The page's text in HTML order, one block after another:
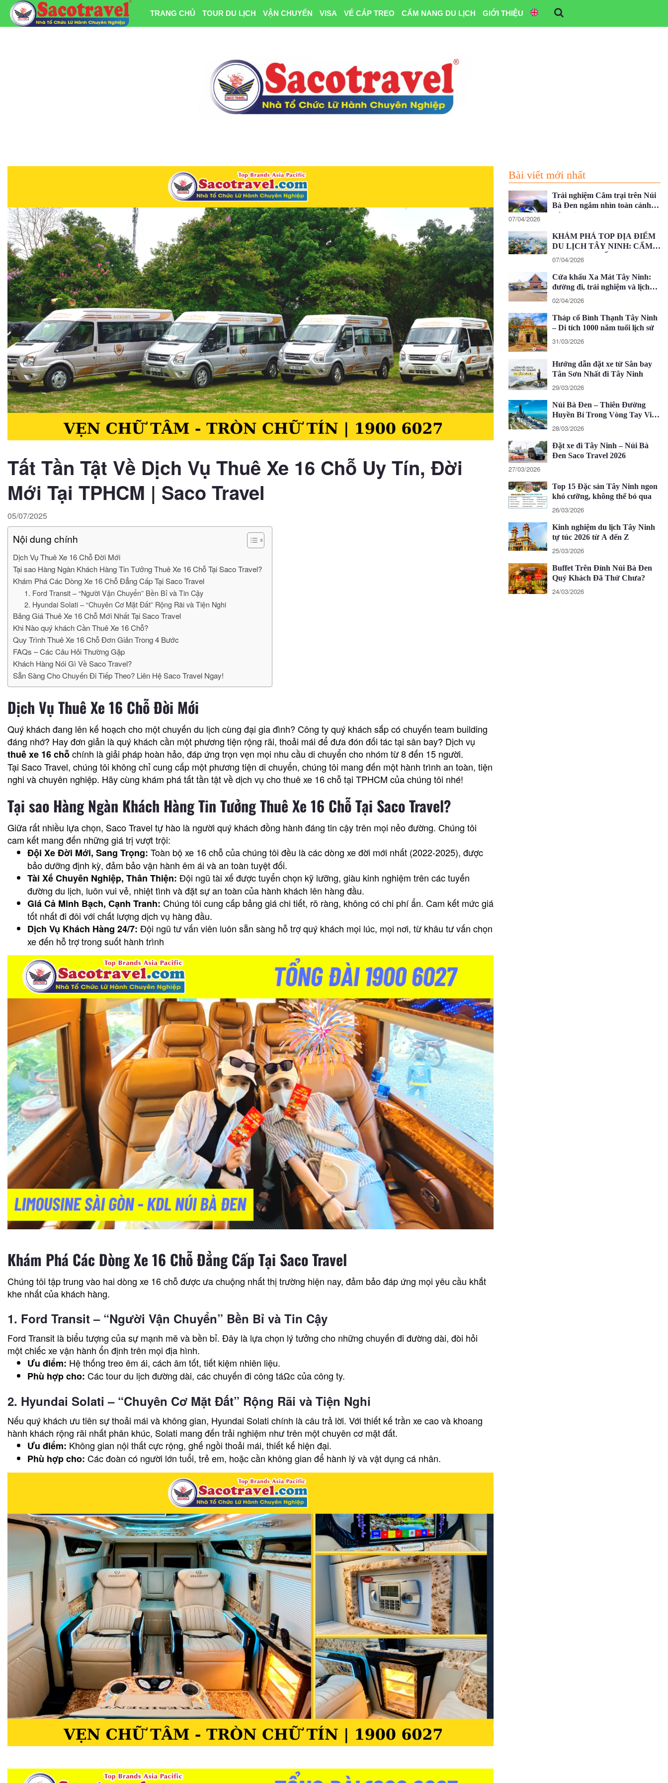
TRANG CHỦ TOUR DU LỊCH VẬN CHUYỂN VISA VÉ CÁP TREO CẨM NANG DU LỊCH GIỚI THIỆU
Tất Tần Tật Về Dịch Vụ Thuê Xe 16 Chỗ Uy Tín, Đời
Mới Tại TPHCM | Saco Travel
05/07/2025
Nội dung chính
Dịch Vụ Thuê Xe 16 Chỗ Đời Mới
Tại sao Hàng Ngàn Khách Hàng Tin Tưởng Thuê Xe 16 Chỗ Tại Saco Travel?
Khám Phá Các Dòng Xe 16 Chỗ Đẳng Cấp Tại Saco Travel
1. Ford Transit – “Người Vận Chuyển” Bền Bỉ và Tin Cậy
2. Hyundai Solati – “Chuyên Cơ Mặt Đất” Rộng Rãi và Tiện Nghi
Bảng Giá Thuê Xe 16 Chỗ Mới Nhất Tại Saco Travel
Khi Nào quý khách Cần Thuê Xe 16 Chỗ?
Quy Trình Thuê Xe 16 Chỗ Đơn Giản Trong 4 Bước
FAQs – Các Câu Hỏi Thường Gặp
Khách Hàng Nói Gì Về Saco Travel?
Sẵn Sàng Cho Chuyến Đi Tiếp Theo? Liên Hệ Saco Travel Ngay!
Dịch Vụ Thuê Xe 16 Chỗ Đời Mới
Quý khách đang lên kế hoạch cho một chuyến du lịch cùng đại gia đình? Công ty quý khách sắp có chuyến team building
đáng nhớ? Hay đơn giản là quý khách cần một phương tiện rộng rãi, thoải mái để đưa đón đối tác tại sân bay? Dịch vụ
thuê xe 16 chỗchính là giải pháp hoàn hảo, đáp ứng trọn vẹn mọi nhu cầu di chuyển cho nhóm từ 8 đến 15 người.
Tại Saco Travel, chúng tôi không chỉ cung cấp một phương tiện di chuyển, chúng tôi mang đến một hành trình an toàn, tiện
nghi và chuyên nghiệp. Hãy cùng khám phá tất tần tật về dịch vụ cho thuê xe 16 chỗ tại TPHCM của chúng tôi nhé!
Tại sao Hàng Ngàn Khách Hàng Tin Tưởng Thuê Xe 16 Chỗ Tại Saco Travel?
Giữa rất nhiều lựa chọn, Saco Travel tự hào là người quý khách đồng hành đáng tin cậy trên mọi nẻo đường. Chúng tôi
cam kết mang đến những giá trị vượt trội:
Đội Xe Đời Mới, Sang Trọng: Toàn bộ xe 16 chỗ của chúng tôi đều là các dòng xe đời mới nhất (2022-2025), được
bảo dưỡng định kỳ, đảm bảo vận hành êm ái và an toàn tuyệt đối.
Tài Xế Chuyên Nghiệp, Thân Thiện: Đội ngũ tài xế được tuyển chọn kỹ lưỡng, giàu kinh nghiệm trên các tuyến
đường du lịch, luôn vui vẻ, nhiệt tình và đặt sự an toàn của hành khách lên hàng đầu.
Giá Cả Minh Bạch, Cạnh Tranh: Chúng tôi cung cấp bảng giá chi tiết, rõ ràng, không có chi phí ẩn. Cam kết mức giá
tốt nhất đi đôi với chất lượng dịch vụ hàng đầu.
Dịch Vụ Khách Hàng 24/7: Đội ngũ tư vấn viên luôn sẵn sàng hỗ trợ quý khách mọi lúc, mọi nơi, từ khâu tư vấn chọn
xe đến hỗ trợ trong suốt hành trình
Khám Phá Các Dòng Xe 16 Chỗ Đẳng Cấp Tại Saco Travel
Chúng tôi tập trung vào hai dòng xe 16 chỗ được ưa chuộng nhất thị trường hiện nay, đảm bảo đáp ứng mọi yêu cầu khắt
khe nhất của khách hàng.
1. Ford Transit – “Người Vận Chuyển” Bền Bỉ và Tin Cậy
Ford Transit là biểu tượng của sự mạnh mẽ và bền bỉ. Đây là lựa chọn lý tưởng cho những chuyến đi đường dài, đòi hỏi
một chiếc xe vận hành ổn định trên mọi địa hình.
Ưu điểm: Hệ thống treo êm ái, cách âm tốt, tiết kiệm nhiên liệu.
Phù hợp cho: Các tour du lịch đường dài, các chuyến đi công táΩc của công ty.
2. Hyundai Solati – “Chuyên Cơ Mặt Đất” Rộng Rãi và Tiện Nghi
Nếu quý khách ưu tiên sự thoải mái và không gian, Hyundai Solati chính là câu trả lời. Với thiết kế trần xe cao và khoang
hành khách rộng rãi nhất phân khúc, Solati mang đến trải nghiệm như trên một chuyên cơ mặt đất.
Ưu điểm: Không gian nội thất cực rộng, ghế ngồi thoải mái, thiết kế hiện đại.
Phù hợp cho: Các đoàn có người lớn tuổi, trẻ em, hoặc cần không gian để hành lý và vật dụng cá nhân.
Bài viết mới nhất
Trải nghiệm Cắm trại trên Núi
Bà Đen ngắm nhìn toàn cảnh
Tây Ninh
07/04/2026
KHÁM PHÁ TOP ĐỊA ĐIỂM
DU LỊCH TÂY NINH: CẨM
NANG CHI TIẾT 2026
07/04/2026
Cửa khẩu Xa Mát Tây Ninh:
đường đi, trải nghiệm và lịch
trình 1 ngày
02/04/2026
Tháp cổ Bình Thạnh Tây Ninh
– Di tích 1000 năm tuổi lịch sử
31/03/2026
Hướng dẫn đặt xe từ Sân bay
Tân Sơn Nhất đi Tây Ninh
29/03/2026
Núi Bà Đen – Thiên Đường
Huyền Bí Trong Vòng Tay Việt
Nam
28/03/2026
Đặt xe đi Tây Ninh – Núi Bà
Đen Saco Travel 2026
27/03/2026
Top 15 Đặc sản Tây Ninh ngon
khó cưỡng, không thể bỏ qua
26/03/2026
Kinh nghiệm du lịch Tây Ninh
tự túc 2026 từ A đến Z
25/03/2026
Buffet Trên Đỉnh Núi Bà Đen
Quý Khách Đã Thử Chưa?
24/03/2026